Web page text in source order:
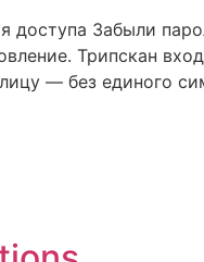
Забыли
Трипскан
— без единого